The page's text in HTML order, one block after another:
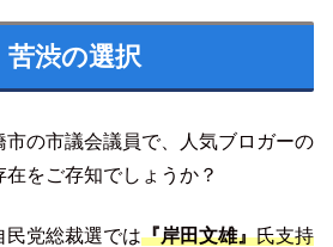
渋の選択
の市議会議員で、人気ブロガーの
在をご存知でしょうか？
民党総裁選では『岸田文雄』氏支持